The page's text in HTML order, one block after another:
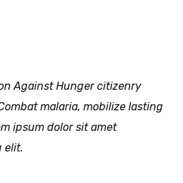
Against Hunger citizenry
malaria, mobilize lasting
ipsum dolor sit amet
elit.